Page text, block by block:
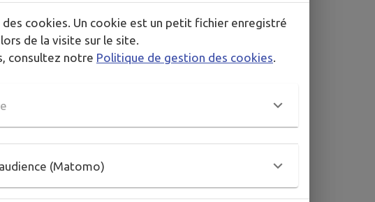
cookies. Un cookie est un petit fichier enregistré
de la visite sur le site.
consultez notre Politique de gestion des cookies.
(Matomo)